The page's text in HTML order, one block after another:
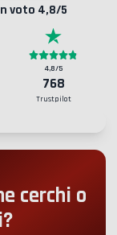
voto 4,8/5
4,8/5
768
Trustpilot
+2.00€
+5.00€
cerchi o